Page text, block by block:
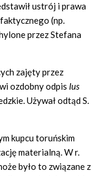
ustrój i prawa
(np.
przez Stefana
zajęty przez
ozdobny odpis Ius
Używał odtąd S.
kupcu toruńskim
materialną. W r.
było to związane z